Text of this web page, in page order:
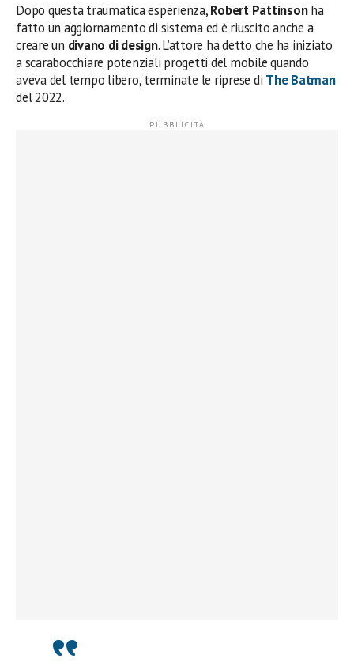
Dopo questa traumatica esperienza,Robert Pattinsonha
fatto un aggiornamento di sistema ed è riuscito anche a
creare un divano di design. L’attore ha detto che ha iniziato
a scarabocchiare potenziali progetti del mobile quando
aveva del tempo libero, terminate le riprese di The Batman
del 2022.